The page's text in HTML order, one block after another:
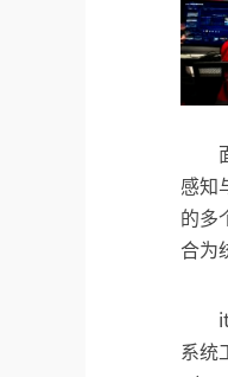
感知
的多
合为
系统